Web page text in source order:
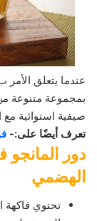
عندما يتعلق الأمر
بمجموعة متنوعة من
صيفية استوائية
تعرف أيضًا على:-
دور
الهضمي
تحتوي فاكهة